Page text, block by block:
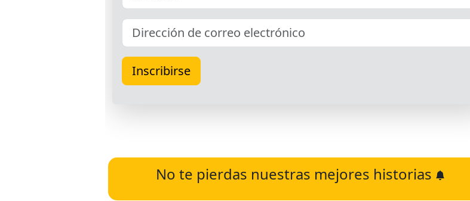
No te pierdas nuestras mejores historias